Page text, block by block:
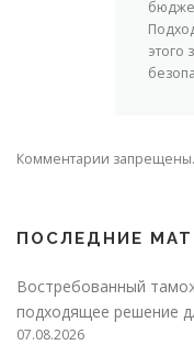
этого
Комментарии запрещены.
ПОСЛЕДНИЕ
Востребованный
подходящее решение
07.08.2026